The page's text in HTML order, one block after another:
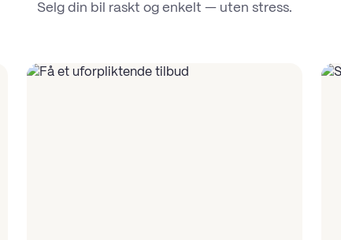
Selg din bil raskt og enkelt — uten stress.